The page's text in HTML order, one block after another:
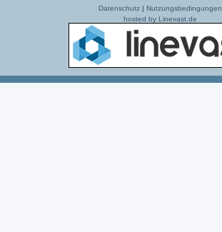
Datenschutz| Nutzungsbedingungen
hosted by Linevast.de